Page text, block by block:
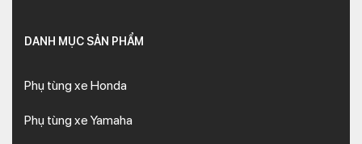
DANH MỤC SẢN PHẨM
Phụ tùng xe Honda
Phụ tùng xe Yamaha